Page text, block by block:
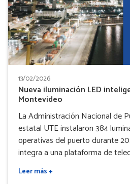
13/02/2026
Nueva iluminación LED
Montevideo
La Administración Nacional de
estatal UTE instalaron 384
operativas del puerto durante
integra a una plataforma de
Leer más +